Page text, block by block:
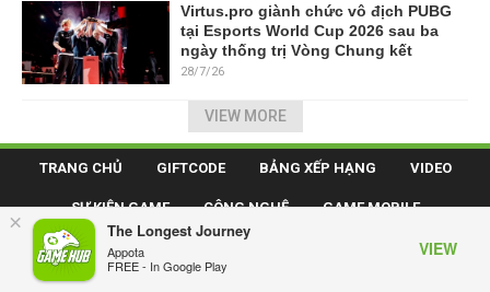
× The Longest Journey
Appota
FREE - In Google Play
VIEW
Virtus.pro giành chức vô địch PUBG
tại Esports World Cup 2026 sau ba
ngày thống trị Vòng Chung kết
28/7/26
VIEW MORE
TRANG CHỦ GIFTCODE BẢNG XẾP HẠNG VIDEO
SỰ KIỆN GAME CÔNG NGHỆ GAME MOBILE